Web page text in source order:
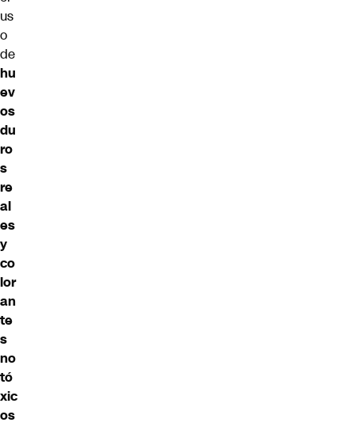
us
o
de
hu
ev
os
du
ro
s
re
al
es
y
co
lor
an
te
s
no
tó
xic
os